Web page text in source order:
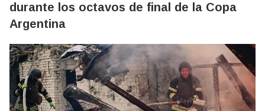
durante los octavos de final de la Copa
Argentina